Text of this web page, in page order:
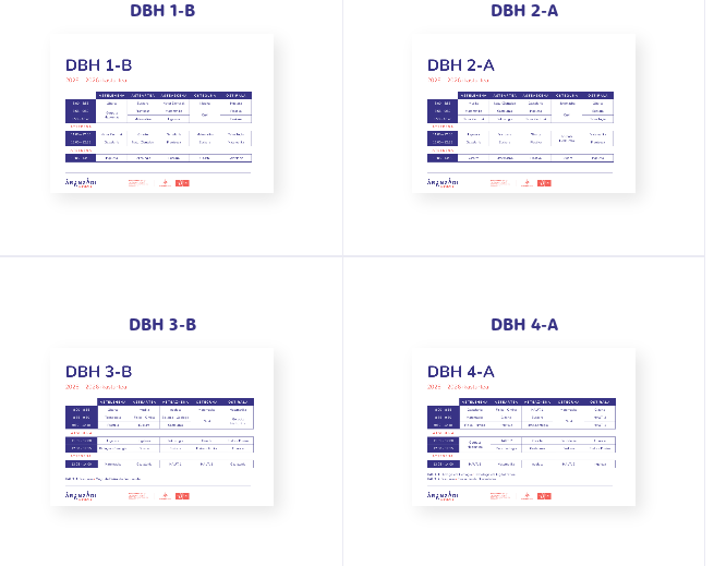
DBH 1-B DBH 2-A
DBH 3-B DBH 4-A